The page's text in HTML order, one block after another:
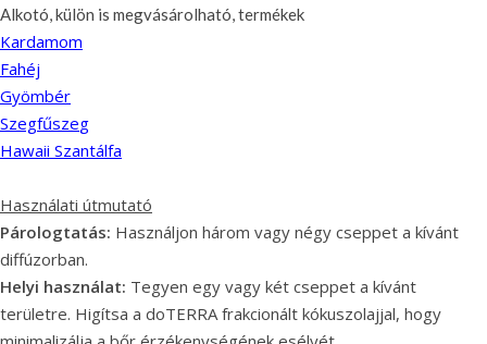
Alkotó, külön is megvásárolható, termékek
Kardamom
Fahéj
Gyömbér
Szegfűszeg
Hawaii Szantálfa
Használati útmutató
Párologtatás: Használjon három vagy négy cseppet a kívánt
diffúzorban.
Helyi használat: Tegyen egy vagy két cseppet a kívánt
területre. Higítsa a doTERRA frakcionált kókuszolajjal, hogy